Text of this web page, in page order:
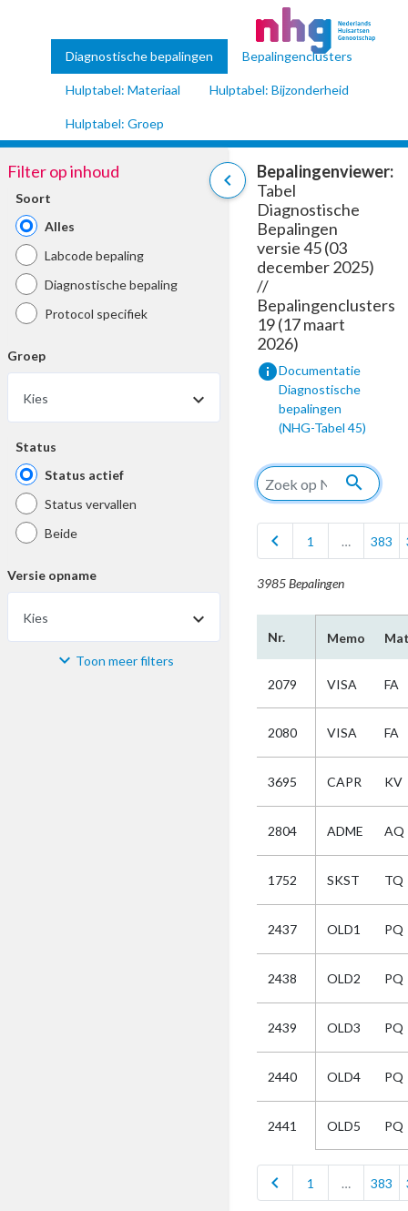
Diagnostische bepalingen Bepalingenclusters
Hulptabel: Materiaal Hulptabel: Bijzonderheid
Hulptabel: Groep
chevron_left
Filter op inhoud
Soort
Alles
Labcode bepaling
Diagnostische bepaling
Protocol specifiek
Groep
Kies
Status
Status actief
Status vervallen
Beide
Versie opname
Kies
Materiaal Toon meer filters
Bepalingenviewer:
Tabel
Diagnostische
Bepalingen
versie 45 (03
december 2025)
//
Bepalingenclusters
19 (17 maart
2026)
infoDocumentatie
Diagnostische
bepalingen
(NHG-Tabel 45)
search
chevron_left 1 … 383
3985 Bepalingen
Nr. Memo
2079 VISA FA
2080 VISA FA
3695 CAPR KV
2804 ADME AQ
1752 SKST TQ
2437 OLD1 PQ
2438 OLD2 PQ
2439 OLD3 PQ
2440 OLD4 PQ
2441 OLD5 PQ
chevron_left 1 … 383